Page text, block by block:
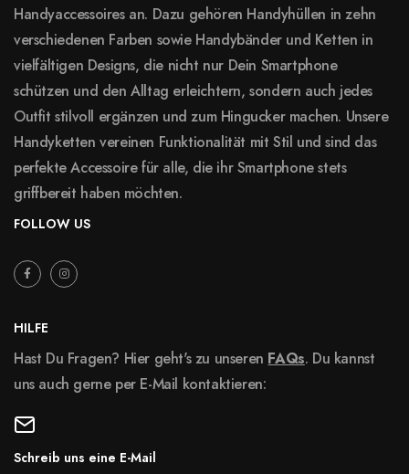
Handyaccessoires an. Dazu gehören Handyhüllen in zehn
verschiedenen Farben sowie Handybänder und Ketten in
vielfältigen Designs, die nicht nur Dein Smartphone
schützen und den Alltag erleichtern, sondern auch jedes
Outfit stilvoll ergänzen und zum Hingucker machen. Unsere
Handyketten vereinen Funktionalität mit Stil und sind das
perfekte Accessoire für alle, die ihr Smartphone stets
griffbereit haben möchten.
FOLLOW US
HILFE
Hast Du Fragen? Hier geht's zu unseren FAQs. Du kannst
uns auch gerne per E-Mail kontaktieren:
Schreib uns eine E-Mail